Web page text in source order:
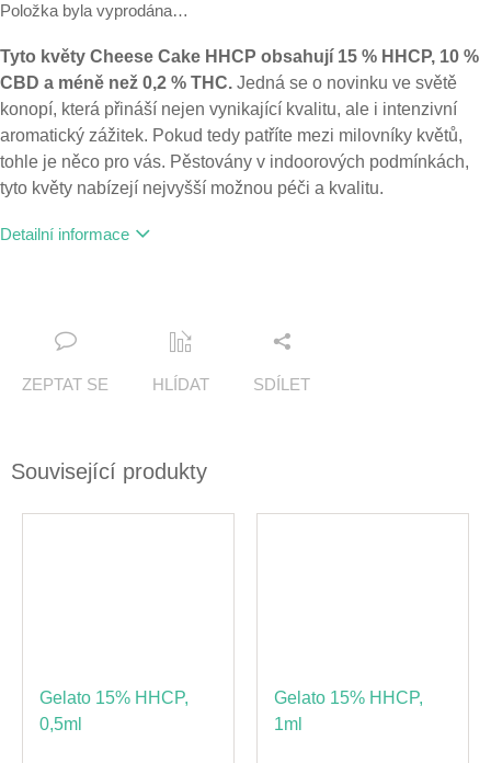
Položka byla vyprodána…
Tyto květy Cheese Cake HHCP obsahují 15 % HHCP, 10 %
CBD a méně než 0,2 % THC. Jedná se o novinku ve světě
konopí, která přináší nejen vynikající kvalitu, ale i intenzivní
aromatický zážitek. Pokud tedy patříte mezi milovníky květů,
tohle je něco pro vás. Pěstovány v indoorových podmínkách,
tyto květy nabízejí nejvyšší možnou péči a kvalitu.
Detailní informace
ZEPTAT SE HLÍDAT SDÍLET
Související produkty
Gelato 15% HHCP,
0,5ml
Gelato 15% HHCP,
1ml